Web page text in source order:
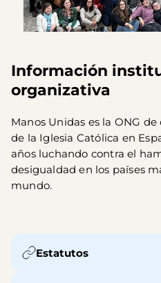
Información
organizativa
Manos Unidas es la ONG
de la Iglesia Católica en
años luchando contra el
desigualdad en los países
mundo.
Estatutos